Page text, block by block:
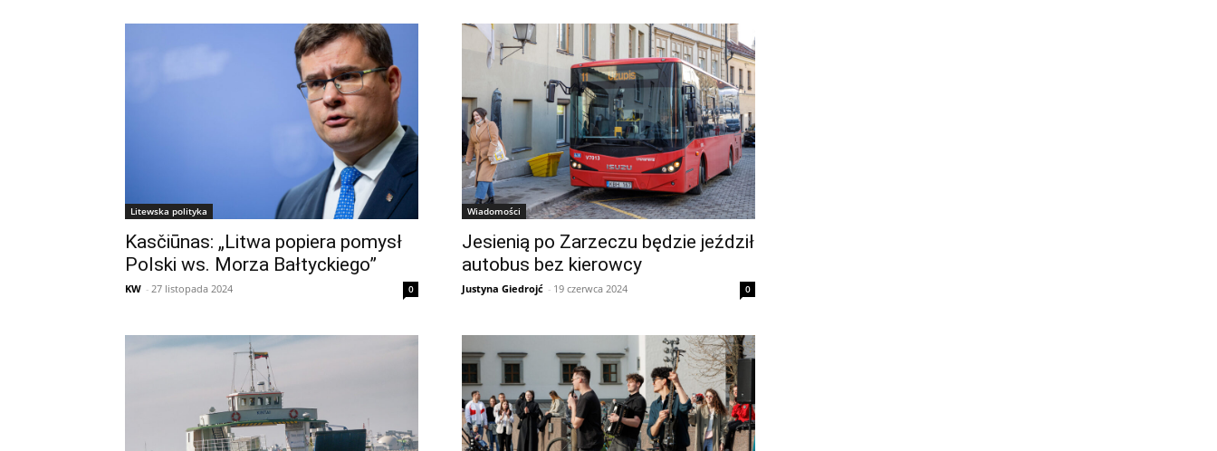
Litewska polityka
Kasčiūnas: „Litwa popiera pomysł
Polski ws. Morza Bałtyckiego”
KW - 27 listopada 2024 0
Wiadomości
Jesienią po Zarzeczu będzie jeździł
autobus bez kierowcy
Justyna Giedrojć - 19 czerwca 2024 0